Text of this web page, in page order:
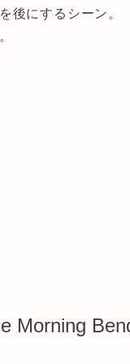
後にするシーン。
Morning